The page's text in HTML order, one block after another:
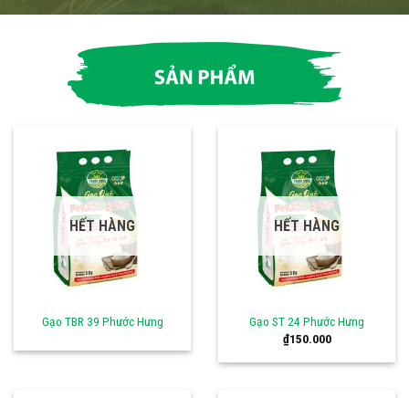
HẾT HÀNG
Gạo TBR 39 Phước Hưng
HẾT HÀNG
Gạo ST 24 Phước Hưng
₫150.000